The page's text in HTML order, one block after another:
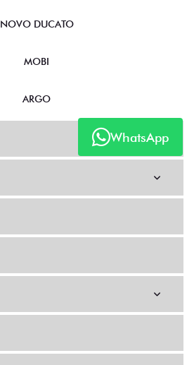
WhatsApp
NOVO DUCATO
MOBI
ARGO